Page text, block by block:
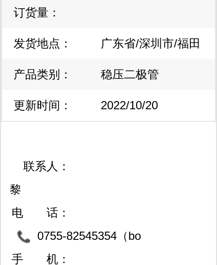
订货量：
发货地点： 广东省/深圳市/福田
区
产品类别： 稳压二极管
更新时间： 2022/10/20
联系人：
黎
电 话：
0755-82545354（bo
m配单）086-0755-293178
手 机：